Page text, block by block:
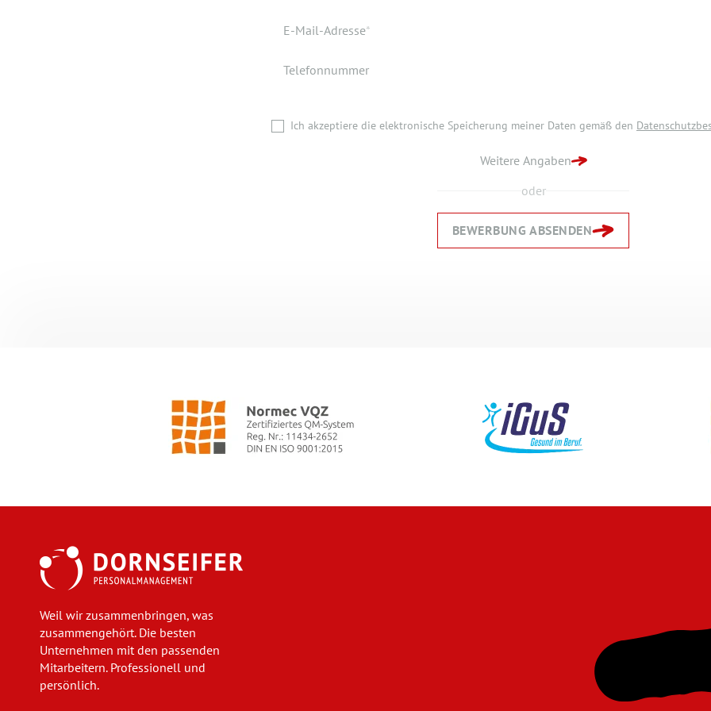
Pflichtfeld
E-Mail-Adresse*
Telefonnummer
Ich akzeptiere die elektronische Speicherung meiner Daten gemäß den
Weitere Angaben
oder
BEWERBUNG ABSENDEN
Wohnort
Ich akzeptiere die elektronische Speicherung meiner Daten gemäß den
ZURÜCK ZUR STARTSEITE
Weil wir zusammenbringen, was
zusammengehört. Die besten
Unternehmen mit den passenden
Mitarbeitern. Professionell und
persönlich.